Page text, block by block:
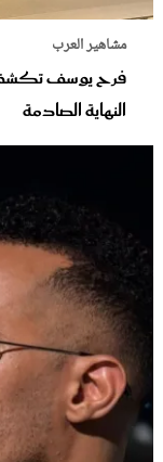
مشاهير العرب
فرح يوسف تكشف
النهاية الصادمة